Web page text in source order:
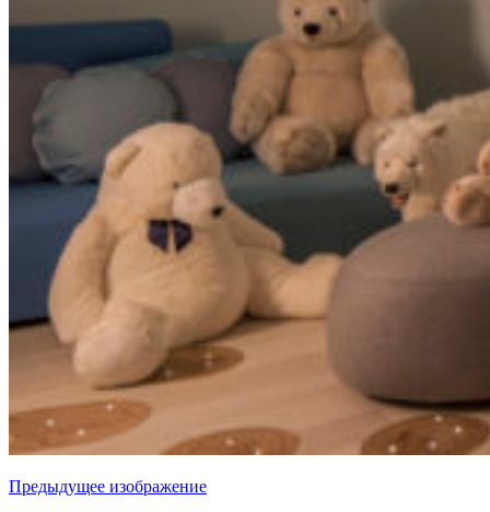
Предыдущее изображение